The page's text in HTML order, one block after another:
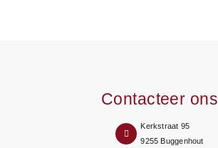
Contacteer ons
Kerkstraat 95
9255 Buggenhout